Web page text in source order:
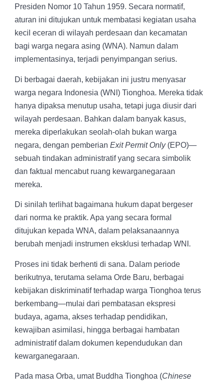
Presiden Nomor 10 Tahun 1959. Secara normatif,
aturan ini ditujukan untuk membatasi kegiatan usaha
kecil eceran di wilayah perdesaan dan kecamatan
bagi warga negara asing (WNA). Namun dalam
implementasinya, terjadi penyimpangan serius.
Di berbagai daerah, kebijakan ini justru menyasar
warga negara Indonesia (WNI) Tionghoa. Mereka tidak
hanya dipaksa menutup usaha, tetapi juga diusir dari
wilayah perdesaan. Bahkan dalam banyak kasus,
mereka diperlakukan seolah-olah bukan warga
negara, dengan pemberian Exit Permit Only(EPO)—
sebuah tindakan administratif yang secara simbolik
dan faktual mencabut ruang kewarganegaraan
mereka.
Di sinilah terlihat bagaimana hukum dapat bergeser
dari norma ke praktik. Apa yang secara formal
ditujukan kepada WNA, dalam pelaksanaannya
berubah menjadi instrumen eksklusi terhadap WNI.
Proses ini tidak berhenti di sana. Dalam periode
berikutnya, terutama selama Orde Baru, berbagai
kebijakan diskriminatif terhadap warga Tionghoa terus
berkembang—mulai dari pembatasan ekspresi
budaya, agama, akses terhadap pendidikan,
kewajiban asimilasi, hingga berbagai hambatan
administratif dalam dokumen kependudukan dan
kewarganegaraan.
Pada masa Orba, umat Buddha Tionghoa (Chinese